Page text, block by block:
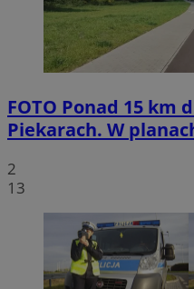
FOTO Ponad 15 km
Piekarach. W
2
13